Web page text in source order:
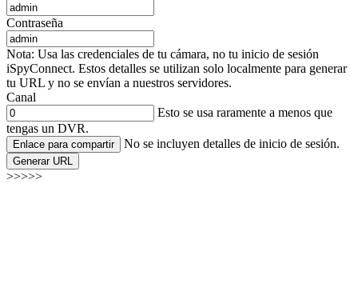
Contraseña
Nota: Usa las credenciales de tu cámara, no tu inicio de sesión
iSpyConnect. Estos detalles se utilizan solo localmente para generar
tu URL y no se envían a nuestros servidores.
Canal
Esto se usa raramente a menos que
tengas un DVR.
Enlace para compartir No se incluyen detalles de inicio de sesión.
Generar URL
>>>>>